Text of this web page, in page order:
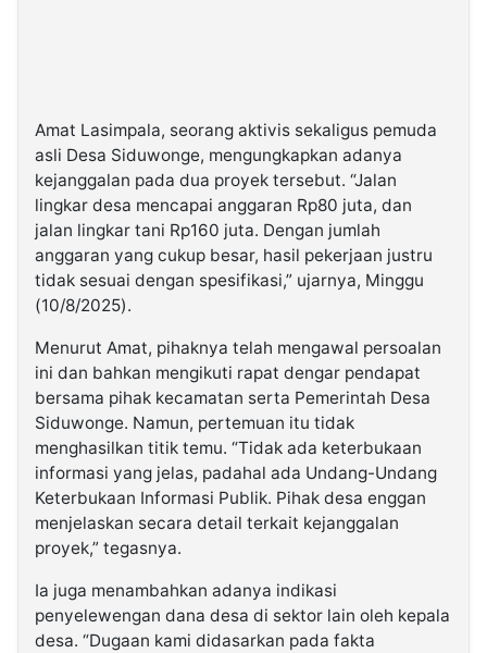
Amat Lasimpala, seorang aktivis sekaligus pemuda
asli Desa Siduwonge, mengungkapkan adanya
kejanggalan pada dua proyek tersebut. “Jalan
lingkar desa mencapai anggaran Rp80 juta, dan
jalan lingkar tani Rp160 juta. Dengan jumlah
anggaran yang cukup besar, hasil pekerjaan justru
tidak sesuai dengan spesifikasi,” ujarnya, Minggu
(10/8/2025).
Menurut Amat, pihaknya telah mengawal persoalan
ini dan bahkan mengikuti rapat dengar pendapat
bersama pihak kecamatan serta Pemerintah Desa
Siduwonge. Namun, pertemuan itu tidak
menghasilkan titik temu. “Tidak ada keterbukaan
informasi yang jelas, padahal ada Undang-Undang
Keterbukaan Informasi Publik. Pihak desa enggan
menjelaskan secara detail terkait kejanggalan
proyek,” tegasnya.
Ia juga menambahkan adanya indikasi
penyelewengan dana desa di sektor lain oleh kepala
desa. “Dugaan kami didasarkan pada fakta